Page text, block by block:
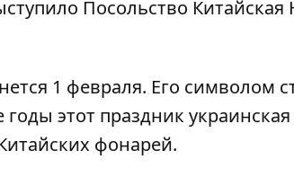
Посольство Китайская
1 февраля. Его символом
этот праздник украинская
фонарей.